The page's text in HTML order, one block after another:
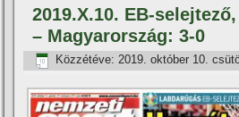
2019.X.10. EB-
– Magyarország: 3-0
Közzétéve: 2019. október 10.